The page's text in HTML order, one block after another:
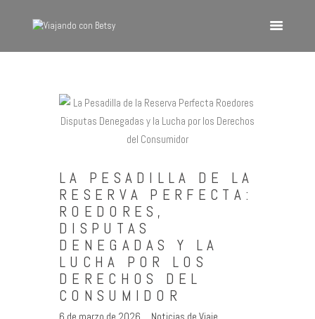
VIAJANDO CON BETSY
Inicio
América
Asia
Quienes Somos
Contacto
LA PESADILLA DE LA
RESERVA PERFECTA:
ROEDORES,
DISPUTAS
DENEGADAS Y LA
LUCHA POR LOS
DERECHOS DEL
CONSUMIDOR